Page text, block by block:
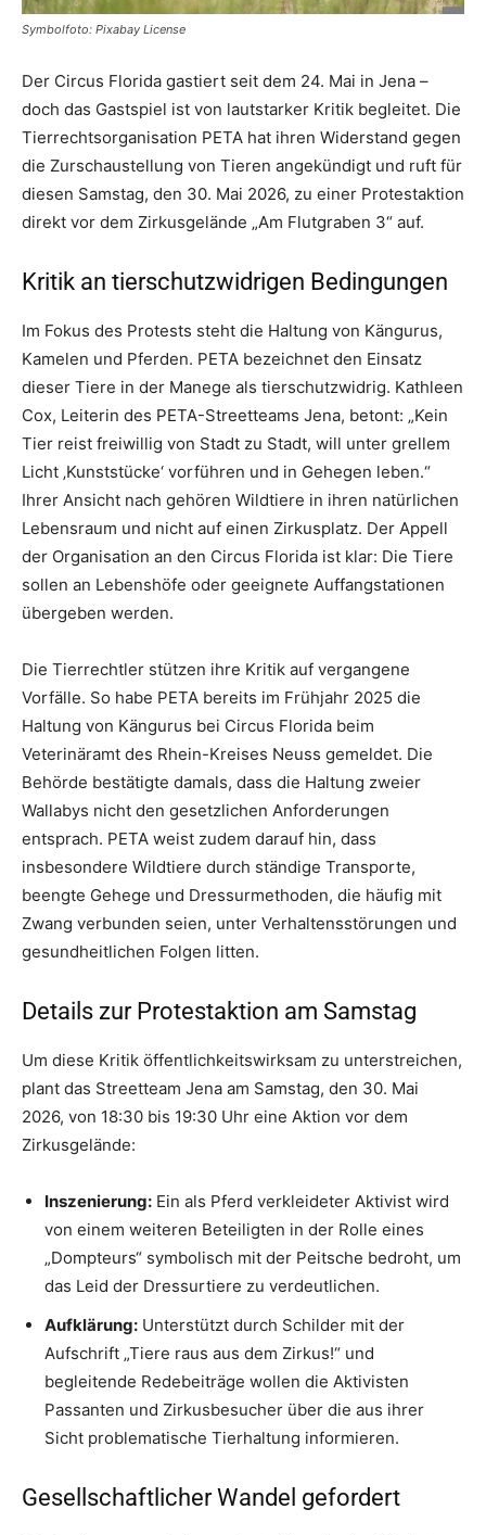
Symbolfoto: Pixabay License
Der Circus Florida gastiert seit dem 24. Mai in Jena –
doch das Gastspiel ist von lautstarker Kritik begleitet. Die
Tierrechtsorganisation PETA hat ihren Widerstand gegen
die Zurschaustellung von Tieren angekündigt und ruft für
diesen Samstag, den 30. Mai 2026, zu einer Protestaktion
direkt vor dem Zirkusgelände „Am Flutgraben 3“ auf.
Kritik an tierschutzwidrigen Bedingungen
Im Fokus des Protests steht die Haltung von Kängurus,
Kamelen und Pferden. PETA bezeichnet den Einsatz
dieser Tiere in der Manege als tierschutzwidrig. Kathleen
Cox, Leiterin des PETA-Streetteams Jena, betont: „Kein
Tier reist freiwillig von Stadt zu Stadt, will unter grellem
Licht ‚Kunststücke‘ vorführen und in Gehegen leben.“
Ihrer Ansicht nach gehören Wildtiere in ihren natürlichen
Lebensraum und nicht auf einen Zirkusplatz. Der Appell
der Organisation an den Circus Florida ist klar: Die Tiere
sollen an Lebenshöfe oder geeignete Auffangstationen
übergeben werden.
Die Tierrechtler stützen ihre Kritik auf vergangene
Vorfälle. So habe PETA bereits im Frühjahr 2025 die
Haltung von Kängurus bei Circus Florida beim
Veterinäramt des Rhein-Kreises Neuss gemeldet. Die
Behörde bestätigte damals, dass die Haltung zweier
Wallabys nicht den gesetzlichen Anforderungen
entsprach. PETA weist zudem darauf hin, dass
insbesondere Wildtiere durch ständige Transporte,
beengte Gehege und Dressurmethoden, die häufig mit
Zwang verbunden seien, unter Verhaltensstörungen und
gesundheitlichen Folgen litten.
Details zur Protestaktion am Samstag
Um diese Kritik öffentlichkeitswirksam zu unterstreichen,
plant das Streetteam Jena am Samstag, den 30. Mai
2026, von 18:30 bis 19:30 Uhr eine Aktion vor dem
Zirkusgelände:
Inszenierung: Ein als Pferd verkleideter Aktivist wird
von einem weiteren Beteiligten in der Rolle eines
„Dompteurs“ symbolisch mit der Peitsche bedroht, um
das Leid der Dressurtiere zu verdeutlichen.
Aufklärung: Unterstützt durch Schilder mit der
Aufschrift „Tiere raus aus dem Zirkus!“ und
begleitende Redebeiträge wollen die Aktivisten
Passanten und Zirkusbesucher über die aus ihrer
Sicht problematische Tierhaltung informieren.
Gesellschaftlicher Wandel gefordert